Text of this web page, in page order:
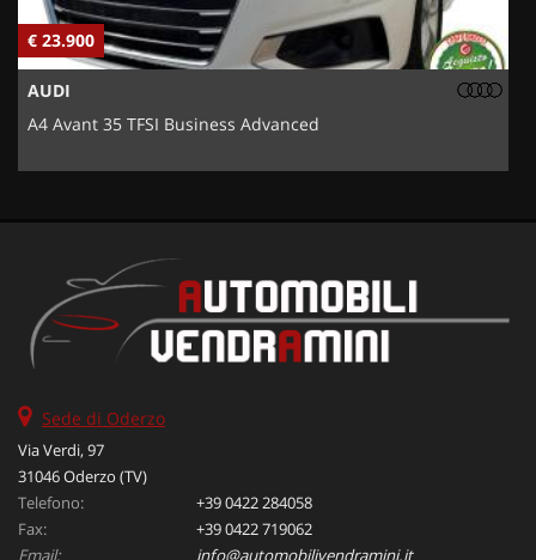
€ 23.900
AUDI
A4 Avant 35 TFSI Business Advanced
Sede di Oderzo
Via Verdi, 97
31046 Oderzo (TV)
Telefono:
+39 0422 284058
Fax:
+39 0422 719062
Email:
info@automobilivendramini.it